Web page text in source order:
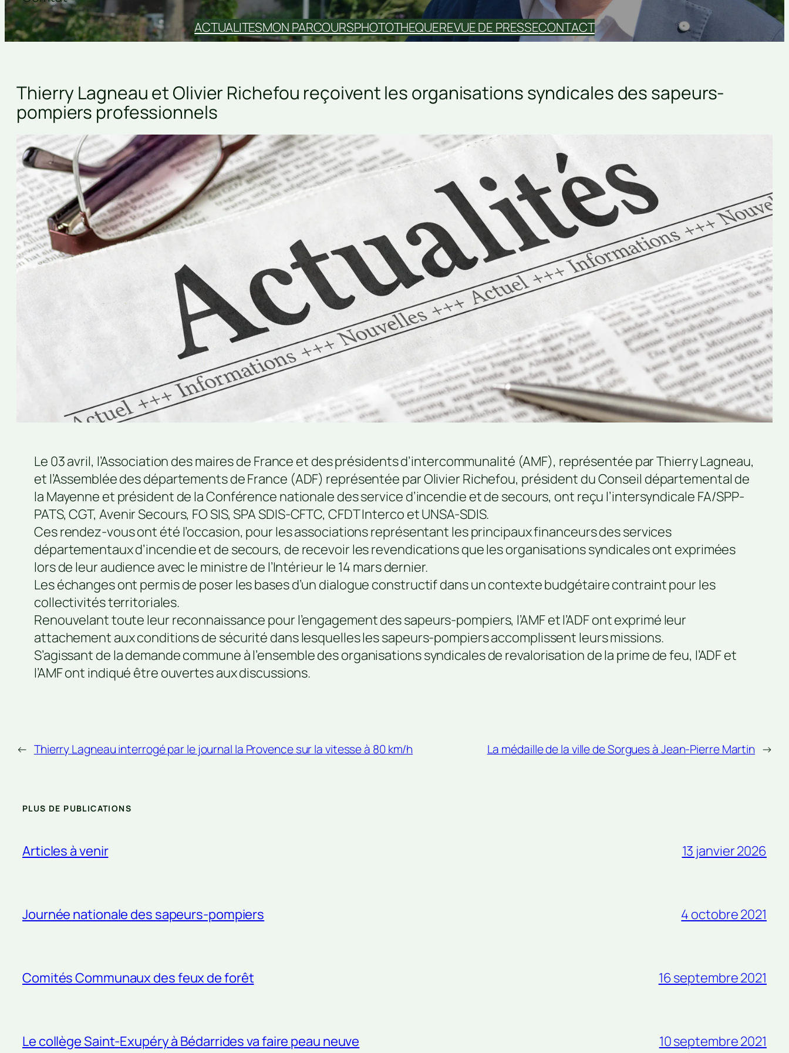
ACTUALITESMON PARCOURSPHOTOTHEQUEREVUE DE PRESSECONTACT
Thierry Lagneau et Olivier Richefou reçoivent les organisations syndicales des sapeurs-
pompiers professionnels
Le 03 avril, l’Association des maires de France et des présidents d’intercommunalité (AMF), représentée par Thierry Lagneau,
et l’Assemblée des départements de France (ADF) représentée par Olivier Richefou, président du Conseil départemental de
la Mayenne et président de la Conférence nationale des service d’incendie et de secours, ont reçu l’intersyndicale FA/SPP-
PATS, CGT, Avenir Secours, FO SIS, SPA SDIS-CFTC, CFDT Interco et UNSA-SDIS.
Ces rendez-vous ont été l’occasion, pour les associations représentant les principaux financeurs des services
départementaux d’incendie et de secours, de recevoir les revendications que les organisations syndicales ont exprimées
lors de leur audience avec le ministre de l’Intérieur le 14 mars dernier.
Les échanges ont permis de poser les bases d’un dialogue constructif dans un contexte budgétaire contraint pour les
collectivités territoriales.
Renouvelant toute leur reconnaissance pour l’engagement des sapeurs-pompiers, l’AMF et l’ADF ont exprimé leur
attachement aux conditions de sécurité dans lesquelles les sapeurs-pompiers accomplissent leurs missions.
S’agissant de la demande commune à l’ensemble des organisations syndicales de revalorisation de la prime de feu, l’ADF et
l’AMF ont indiqué être ouvertes aux discussions.
← Thierry Lagneau interrogé par le journal la Provence sur la vitesse à 80 km/h La médaille de la ville de Sorgues à Jean-Pierre Martin →
PLUS DE PUBLICATIONS
Articles à venir 13 janvier 2026
Journée nationale des sapeurs-pompiers 4 octobre 2021
Comités Communaux des feux de forêt 16 septembre 2021
Le collège Saint-Exupéry à Bédarrides va faire peau neuve 10 septembre 2021